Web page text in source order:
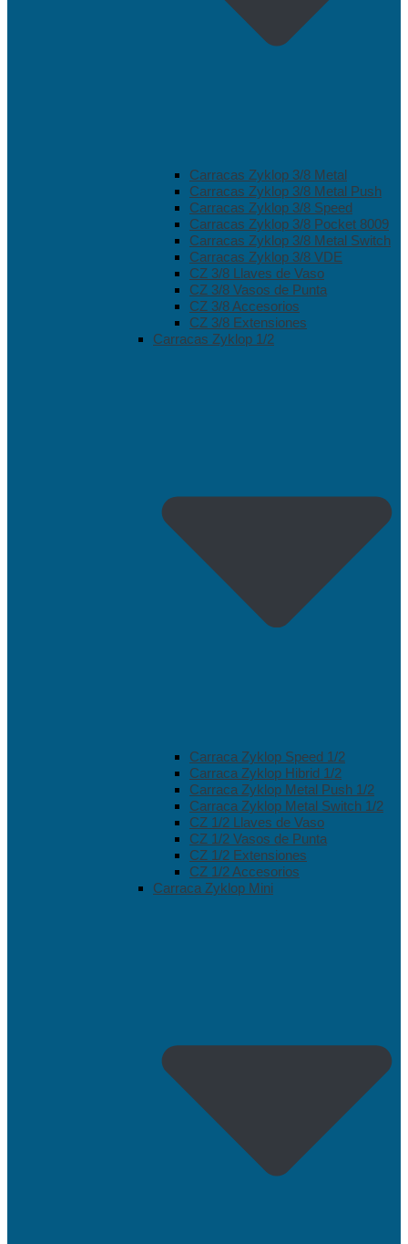
Carracas Zyklop 3/8 Metal
Carracas Zyklop 3/8 Metal Push
Carracas Zyklop 3/8 Speed
Carracas Zyklop 3/8 Pocket 8009
Carracas Zyklop 3/8 Metal Switch
Carracas Zyklop 3/8 VDE
CZ 3/8 Llaves de Vaso
CZ 3/8 Vasos de Punta
CZ 3/8 Accesorios
CZ 3/8 Extensiones
Carracas Zyklop 1/2
Carraca Zyklop Speed 1/2
Carraca Zyklop Hibrid 1/2
Carraca Zyklop Metal Push 1/2
Carraca Zyklop Metal Switch 1/2
CZ 1/2 Llaves de Vaso
CZ 1/2 Vasos de Punta
CZ 1/2 Extensiones
CZ 1/2 Accesorios
Carraca Zyklop Mini